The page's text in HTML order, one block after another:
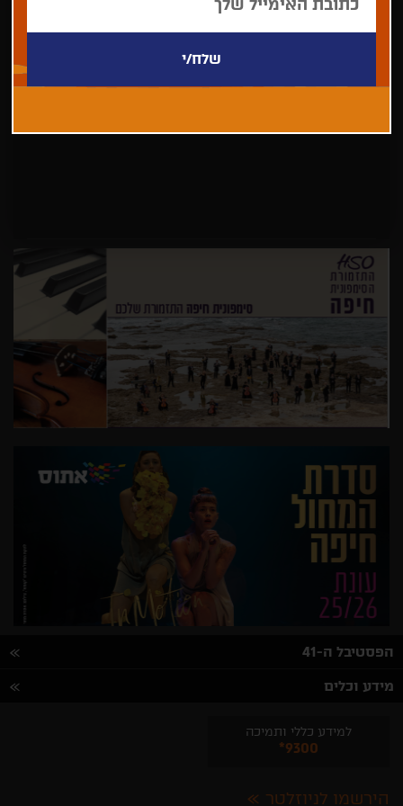
הפסטיבל ה-41
מידע וכלים
למידע כללי ותמיכה
*9300
הירשמו לניוזלטר